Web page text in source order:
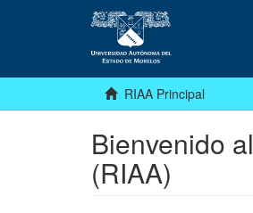
RIAA Principal
Bienvenido
(RIAA)